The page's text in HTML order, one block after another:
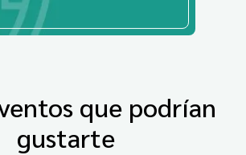
que podrían
gustarte